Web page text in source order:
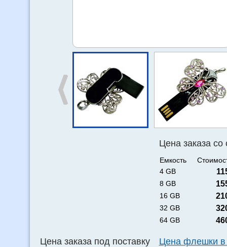
Цена заказа под поставку
Цена заказа со
Емкость
4 GB
8 GB
16 GB
32 GB
64 GB
Цена флешки в